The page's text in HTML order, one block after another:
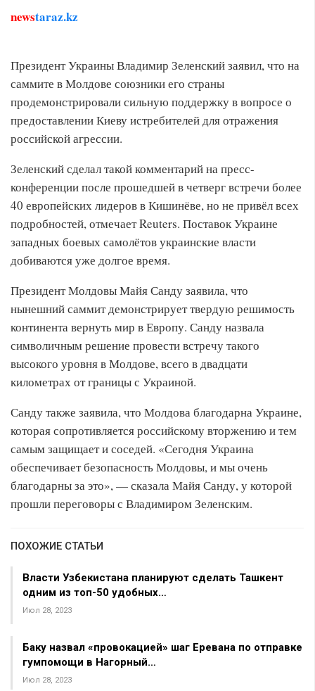
newstaraz.kz
Президент Украины Владимир Зеленский заявил, что на
саммите в Молдове союзники его страны
продемонстрировали сильную поддержку в вопросе о
предоставлении Киеву истребителей для отражения
российской агрессии.
Зеленский сделал такой комментарий на пресс-
конференции после прошедшей в четверг встречи более
40 европейских лидеров в Кишинёве, но не привёл всех
подробностей, отмечает Reuters. Поставок Украине
западных боевых самолётов украинские власти
добиваются уже долгое время.
Президент Молдовы Майя Санду заявила, что
нынешний саммит демонстрирует твердую решимость
континента вернуть мир в Европу. Санду назвала
символичным решение провести встречу такого
высокого уровня в Молдове, всего в двадцати
километрах от границы с Украиной.
Санду также заявила, что Молдова благодарна Украине,
которая сопротивляется российскому вторжению и тем
самым защищает и соседей. «Сегодня Украина
обеспечивает безопасность Молдовы, и мы очень
благодарны за это», — сказала Майя Санду, у которой
прошли переговоры с Владимиром Зеленским.
ПОХОЖИЕ СТАТЬИ
Власти Узбекистана планируют сделать Ташкент
одним из топ-50 удобных…
Июл 28, 2023
Баку назвал «провокацией» шаг Еревана по отправке
гумпомощи в Нагорный…
Июл 28, 2023